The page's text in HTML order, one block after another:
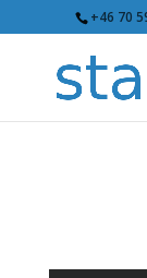
+46 70